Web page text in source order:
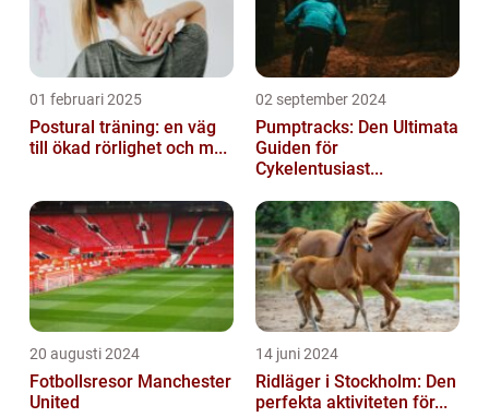
01 februari 2025
Postural träning: en väg
till ökad rörlighet och m...
02 september 2024
Pumptracks: Den Ultimata
Guiden för
Cykelentusiast...
20 augusti 2024
Fotbollsresor Manchester
United
14 juni 2024
Ridläger i Stockholm: Den
perfekta aktiviteten för...